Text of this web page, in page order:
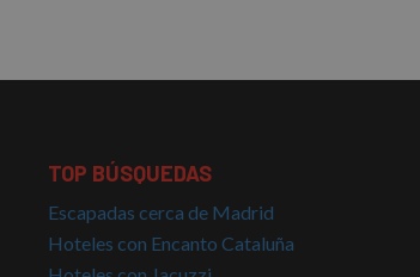
TOP BÚSQUEDAS
Escapadas cerca de Madrid
Hoteles con Encanto Cataluña